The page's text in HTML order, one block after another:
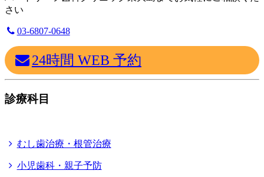
さい
03-6807-0648
24時間 WEB 予約
診療科目
むし歯治療・根管治療
小児歯科・親子予防